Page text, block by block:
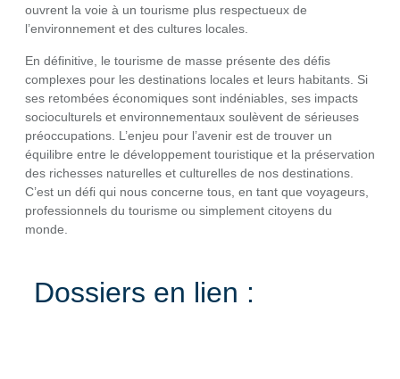
ouvrent la voie à un tourisme plus respectueux de
l’environnement et des cultures locales.
En définitive, le tourisme de masse présente des défis
complexes pour les destinations locales et leurs habitants. Si
ses retombées économiques sont indéniables, ses impacts
socioculturels et environnementaux soulèvent de sérieuses
préoccupations. L’enjeu pour l’avenir est de trouver un
équilibre entre le développement touristique et la préservation
des richesses naturelles et culturelles de nos destinations.
C’est un défi qui nous concerne tous, en tant que voyageurs,
professionnels du tourisme ou simplement citoyens du
monde.
Dossiers en lien :